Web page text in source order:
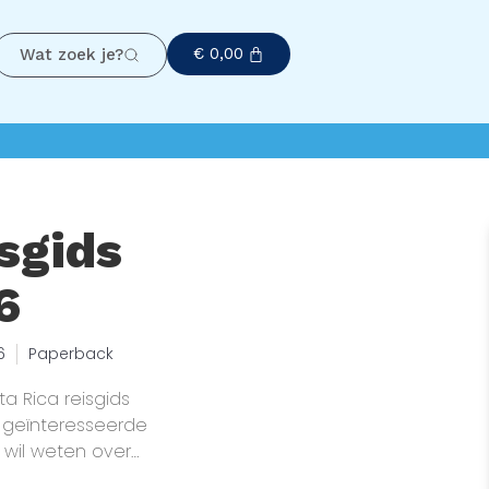
Wat zoek je? €0,00
Paperback
Rica reisgids
wil weten over